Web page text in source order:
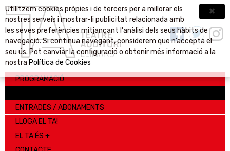
Utilitzem cookies pròpies i de tercers per a millorar els
nostres serveis i mostrar-li publicitat relacionada amb
les seves preferències mitjançant l'anàlisi dels seus hàbits de
navegació. Si continua navegant, considerem que n’accepta el
seu ús. Pot canviar la configuració o obtenir més informació a la
nostra Política de Cookies
PROGRAMACIÓ
ENTRADES / ABONAMENTS
LLOGA EL TA!
EL TA ÉS +